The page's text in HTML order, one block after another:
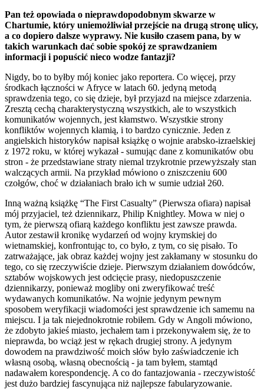
Pan też opowiada o nieprawdopodobnym skwarze w
Chartumie, który uniemożliwiał przejście na drugą stronę ulicy,
a co dopiero dalsze wyprawy. Nie kusiło czasem pana, by w
takich warunkach dać sobie spokój ze sprawdzaniem
informacji i popuścić nieco wodze fantazji?
Nigdy, bo to byłby mój koniec jako reportera. Co więcej, przy
środkach łączności w Afryce w latach 60. jedyną metodą
sprawdzenia tego, co się dzieje, był przyjazd na miejsce zdarzenia.
Zresztą cechą charakterystyczną wszystkich, ale to wszystkich
komunikatów wojennych, jest kłamstwo. Wszystkie strony
konfliktów wojennych kłamią, i to bardzo cynicznie. Jeden z
angielskich historyków napisał książkę o wojnie arabsko-izraelskiej
z 1972 roku, w której wykazał - sumując dane z komunikatów obu
stron - że przedstawiane straty niemal trzykrotnie przewyższały stan
walczących armii. Na przykład mówiono o zniszczeniu 600
czołgów, choć w działaniach brało ich w sumie udział 260.
Inną ważną książkę “The First Casualty” (Pierwsza ofiara) napisał
mój przyjaciel, też dziennikarz, Philip Knightley. Mowa w niej o
tym, że pierwszą ofiarą każdego konfliktu jest zawsze prawda.
Autor zestawił kronikę wydarzeń od wojny krymskiej do
wietnamskiej, konfrontując to, co było, z tym, co się pisało. To
zatrważające, jak obraz każdej wojny jest zakłamany w stosunku do
tego, co się rzeczywiście dzieje. Pierwszym działaniem dowódców,
sztabów wojskowych jest odcięcie prasy, niedopuszczenie
dziennikarzy, ponieważ mogliby oni zweryfikować treść
wydawanych komunikatów. Na wojnie jedynym pewnym
sposobem weryfikacji wiadomości jest sprawdzenie ich samemu na
miejscu. I ja tak niejednokrotnie robiłem. Gdy w Angoli mówiono,
że zdobyto jakieś miasto, jechałem tam i przekonywałem się, że to
nieprawda, bo wciąż jest w rękach drugiej strony. A jedynym
dowodem na prawdziwość moich słów było zaświadczenie ich
własną osobą, własną obecnością - ja tam byłem, stamtąd
nadawałem korespondencję. A co do fantazjowania - rzeczywistość
jest dużo bardziej fascynująca niż najlepsze fabularyzowanie.